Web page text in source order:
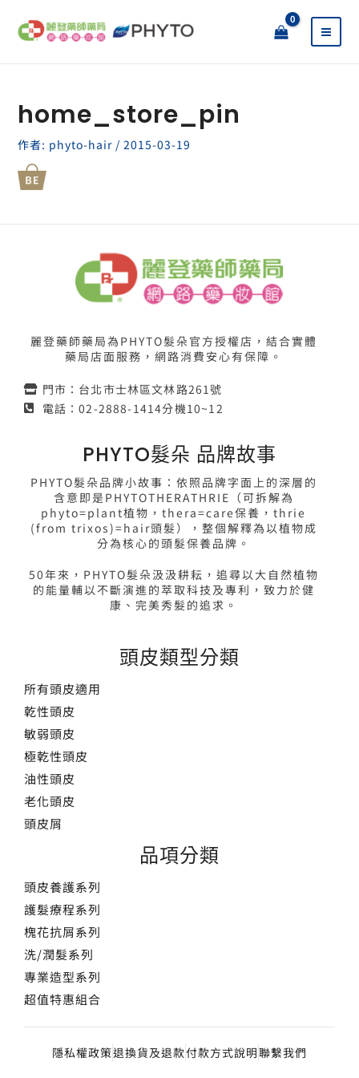
home_store_pin
作者: phyto-hair / 2015-03-19
麗登藥師藥局為PHYTO髮朵官方授權店，結合實體
藥局店面服務，網路消費安心有保障。
門市：台北市士林區文林路261號
電話：02-2888-1414分機10~12
PHYTO髮朵 品牌故事
PHYTO髮朵品牌小故事：依照品牌字面上的深層的
含意即是PHYTOTHERATHRIE（可拆解為
phyto=plant植物，thera=care保養，thrie
(from trixos)=hair頭髮），整個解釋為以植物成
分為核心的頭髮保養品牌。
50年來，PHYTO髮朵汲汲耕耘，追尋以大自然植物
的能量輔以不斷演進的萃取科技及專利，致力於健
康、完美秀髮的追求。
頭皮類型分類
所有頭皮適用
乾性頭皮
敏弱頭皮
極乾性頭皮
油性頭皮
老化頭皮
頭皮屑
品項分類
頭皮養護系列
護髮療程系列
槐花抗屑系列
洗/潤髮系列
專業造型系列
超值特惠組合
隱私權政策退換貨及退款付款方式說明聯繫我們